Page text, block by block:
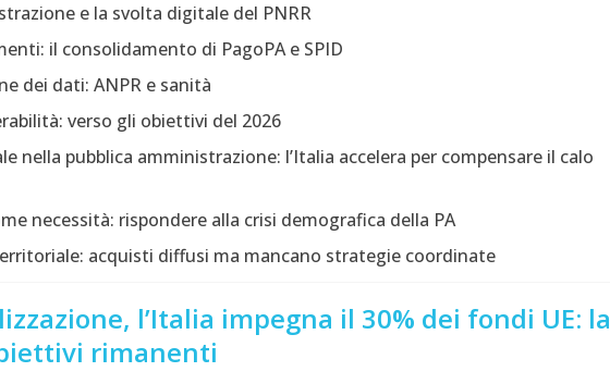
e la svolta digitale del PNRR
il consolidamento di PagoPA e SPID
dei dati: ANPR e sanità
verso gli obiettivi del 2026
nella pubblica amministrazione: l’Italia accelera per compensare il calo
necessità: rispondere alla crisi demografica della PA
acquisti diffusi ma mancano strategie coordinate
l’Italia impegna il 30% dei fondi UE: la
rimanenti